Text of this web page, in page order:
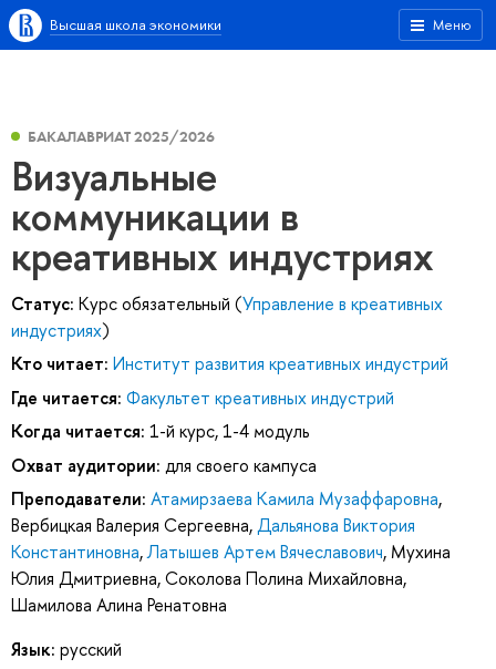
Меню
Высшая школа экономики
БАКАЛАВРИАТ 2025/2026
Визуальные
коммуникации в
креативных индустриях
Статус: Курс обязательный (Управление в креативных
индустриях)
Кто читает: Институт развития креативных индустрий
Где читается: Факультет креативных индустрий
Когда читается: 1-й курс, 1-4 модуль
Охват аудитории: для своего кампуса
Преподаватели: Атамирзаева Камила Музаффаровна,
Вербицкая Валерия Сергеевна,Дальянова Виктория
Константиновна,Латышев Артем Вячеславович, Мухина
Юлия Дмитриевна,Соколова Полина Михайловна,
Шамилова Алина Ренатовна
Язык: русский